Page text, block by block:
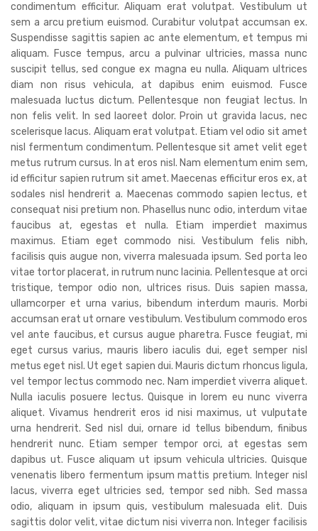
condimentum efficitur. Aliquam erat volutpat. Vestibulum ut
sem a arcu pretium euismod. Curabitur volutpat accumsan ex.
Suspendisse sagittis sapien ac ante elementum, et tempus mi
aliquam. Fusce tempus, arcu a pulvinar ultricies, massa nunc
suscipit tellus, sed congue ex magna eu nulla. Aliquam ultrices
diam non risus vehicula, at dapibus enim euismod. Fusce
malesuada luctus dictum. Pellentesque non feugiat lectus. In
non felis velit. In sed laoreet dolor. Proin ut gravida lacus, nec
scelerisque lacus. Aliquam erat volutpat. Etiam vel odio sit amet
nisl fermentum condimentum. Pellentesque sit amet velit eget
metus rutrum cursus. In at eros nisl. Nam elementum enim sem,
id efficitur sapien rutrum sit amet. Maecenas efficitur eros ex, at
sodales nisl hendrerit a. Maecenas commodo sapien lectus, et
consequat nisi pretium non. Phasellus nunc odio, interdum vitae
faucibus at, egestas et nulla. Etiam imperdiet maximus
maximus. Etiam eget commodo nisi. Vestibulum felis nibh,
facilisis quis augue non, viverra malesuada ipsum. Sed porta leo
vitae tortor placerat, in rutrum nunc lacinia. Pellentesque at orci
tristique, tempor odio non, ultrices risus. Duis sapien massa,
ullamcorper et urna varius, bibendum interdum mauris. Morbi
accumsan erat ut ornare vestibulum. Vestibulum commodo eros
vel ante faucibus, et cursus augue pharetra. Fusce feugiat, mi
eget cursus varius, mauris libero iaculis dui, eget semper nisl
metus eget nisl. Ut eget sapien dui. Mauris dictum rhoncus ligula,
vel tempor lectus commodo nec. Nam imperdiet viverra aliquet.
Nulla iaculis posuere lectus. Quisque in lorem eu nunc viverra
aliquet. Vivamus hendrerit eros id nisi maximus, ut vulputate
urna hendrerit. Sed nisl dui, ornare id tellus bibendum, finibus
hendrerit nunc. Etiam semper tempor orci, at egestas sem
dapibus ut. Fusce aliquam ut ipsum vehicula ultricies. Quisque
venenatis libero fermentum ipsum mattis pretium. Integer nisl
lacus, viverra eget ultricies sed, tempor sed nibh. Sed massa
odio, aliquam in ipsum quis, vestibulum malesuada elit. Duis
sagittis dolor velit, vitae dictum nisi viverra non. Integer facilisis